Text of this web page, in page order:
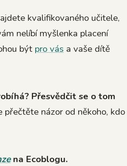
kvalifikovaného učitele,
nelíbí myšlenka placení
být pro vás a vaše dítě
Přesvědčit se o tom
přečtěte názor od někoho, kdo
na Ecoblogu.